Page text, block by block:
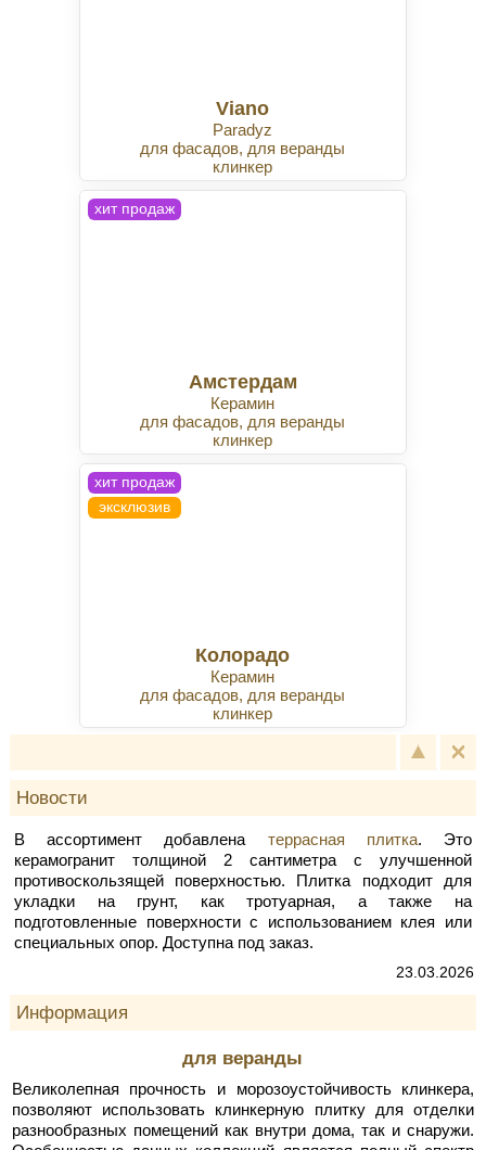
Viano
Paradyz
для фасадов, для веранды
клинкер
хит продаж
Амстердам
Керамин
для фасадов, для веранды
клинкер
хит продаж
эксклюзив
Колорадо
Керамин
для фасадов, для веранды
клинкер
Новости
В ассортимент добавлена террасная плитка. Это
керамогранит толщиной 2 сантиметра с улучшенной
противоскользящей поверхностью. Плитка подходит для
укладки на грунт, как тротуарная, а также на
подготовленные поверхности с использованием клея или
специальных опор. Доступна под заказ.
23.03.2026
Информация
для веранды
Великолепная прочность и морозоустойчивость клинкера,
позволяют использовать клинкерную плитку для отделки
разнообразных помещений как внутри дома, так и снаружи.